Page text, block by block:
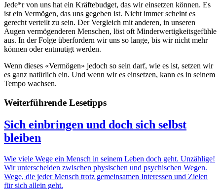
Jede*r von uns hat ein Kräftebudget, das wir einsetzen können. Es
ist ein Vermögen, das uns gegeben ist. Nicht immer scheint es
gerecht verteilt zu sein. Der Vergleich mit anderen, in unseren
Augen vermögenderen Menschen, löst oft Minderwertigkeitsgefühle
aus. In der Folge überfordern wir uns so lange, bis wir nicht mehr
können oder entmutigt werden.
Wenn dieses «Vermögen» jedoch so sein darf, wie es ist, setzen wir
es ganz natürlich ein. Und wenn wir es einsetzen, kann es in seinem
Tempo wachsen.
Weiterführende Lesetipps
Sich einbringen und doch sich selbst
bleiben
Wie viele Wege ein Mensch in seinem Leben doch geht. Unzählige!
Wir unterscheiden zwischen physischen und psychischen Wegen.
Wege, die jeder Mensch trotz gemeinsamen Interessen und Zielen
für sich allein geht.